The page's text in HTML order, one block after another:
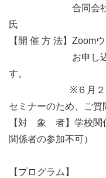
合同会社未来教
氏
【開 催 方 法】Zoom
お申し込み後に
す。
※６月２５日と
セミナーのため、ご質
【対　象　者】学校
関係者の参加不可）
【プログラム】